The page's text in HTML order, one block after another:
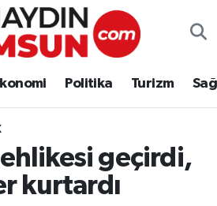
Politika Turizm
geçirdi,
kurtardı
ve Fikstür